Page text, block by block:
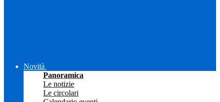
Novità
Panoramica
Le notizie
Le circolari